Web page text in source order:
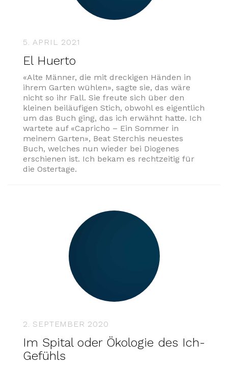
5. APRIL 2021
El Huerto
«Alte Männer, die mit dreckigen Händen in
ihrem Garten wühlen», sagte sie, das wäre
nicht so ihr Fall. Sie freute sich über den
kleinen beiläufigen Stich, obwohl es eigentlich
um das Buch ging, das ich erwähnt hatte. Ich
wartete auf «Capricho – Ein Sommer in
meinem Garten», Beat Sterchis neuestes
Buch, welches nun wieder bei Diogenes
erschienen ist. Ich bekam es rechtzeitig für
die Ostertage.
2. SEPTEMBER 2020
Im Spital oder Ökologie des Ich-
Gefühls